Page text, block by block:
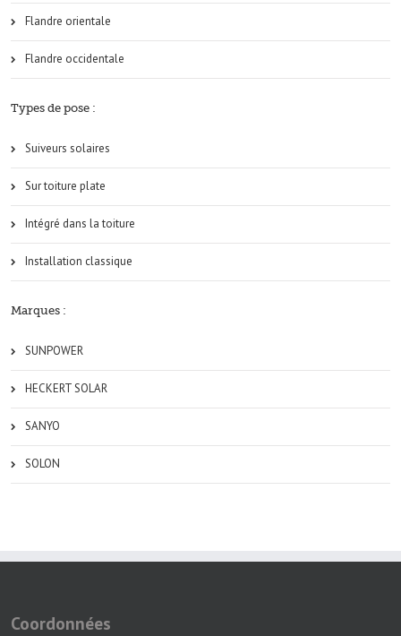
Flandre orientale
Flandre occidentale
Types de pose :
Suiveurs solaires
Sur toiture plate
Intégré dans la toiture
Installation classique
Marques :
SUNPOWER
HECKERT SOLAR
SANYO
SOLON
Coordonnées